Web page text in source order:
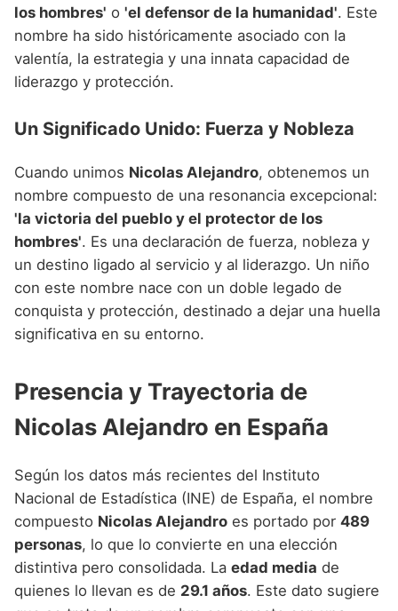
los hombres' o 'el defensor de la humanidad'. Este
nombre ha sido históricamente asociado con la
valentía, la estrategia y una innata capacidad de
liderazgo y protección.
Un Significado Unido: Fuerza y Nobleza
Cuando unimos Nicolas Alejandro, obtenemos un
nombre compuesto de una resonancia excepcional:
'la victoria del pueblo y el protector de los
hombres'. Es una declaración de fuerza, nobleza y
un destino ligado al servicio y al liderazgo. Un niño
con este nombre nace con un doble legado de
conquista y protección, destinado a dejar una huella
significativa en su entorno.
Presencia y Trayectoria de
Nicolas Alejandro en España
Según los datos más recientes del Instituto
Nacional de Estadística (INE) de España, el nombre
compuesto Nicolas Alejandro es portado por 489
personas, lo que lo convierte en una elección
distintiva pero consolidada. La edad media de
quienes lo llevan es de 29.1 años. Este dato sugiere